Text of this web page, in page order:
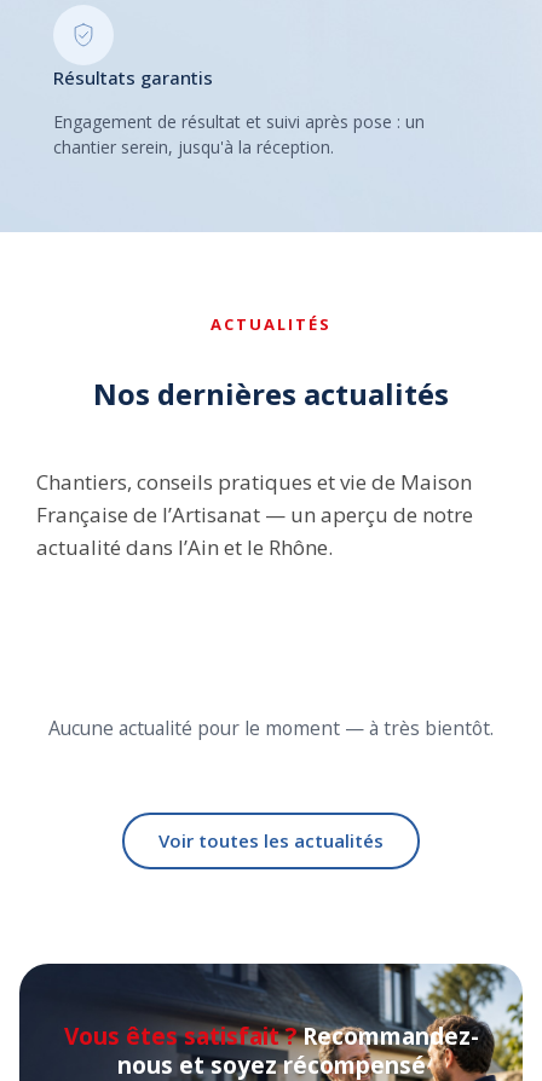
Résultats garantis
Engagement de résultat et suivi après pose : un
chantier serein, jusqu'à la réception.
ACTUALITÉS
Nos dernières actualités
Chantiers, conseils pratiques et vie de Maison
Française de l’Artisanat — un aperçu de notre
actualité dans l’Ain et le Rhône.
Aucune actualité pour le moment — à très bientôt.
Voir toutes les actualités
Vous êtes satisfait ?Recommandez-
nous et soyez récompensé